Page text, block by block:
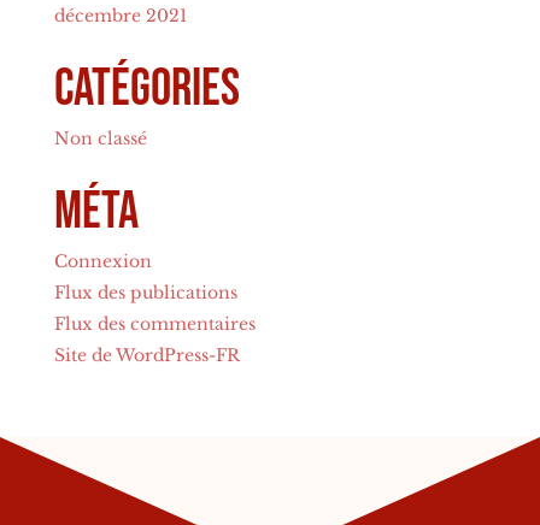
décembre 2021
Catégories
Non classé
Méta
Connexion
Flux des publications
Flux des commentaires
Site de WordPress-FR